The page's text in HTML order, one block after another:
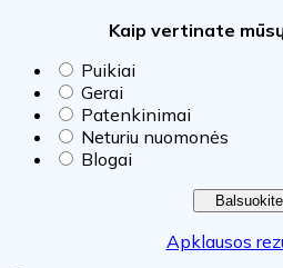
Kaip vertinate
Puikiai
Gerai
Patenkinimai
Neturiu nuomonės
Blogai
Apklausos